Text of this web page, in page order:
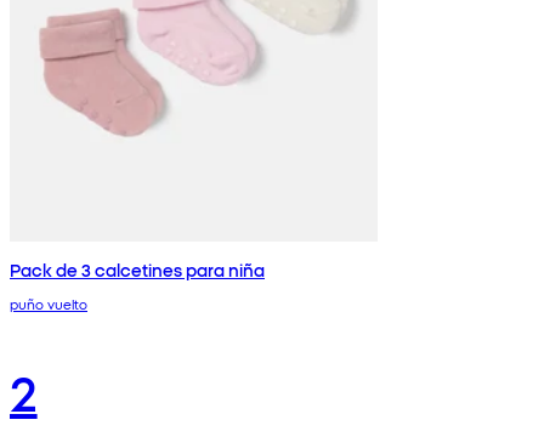
Pack de 3 calcetines para niña
puño vuelto
2